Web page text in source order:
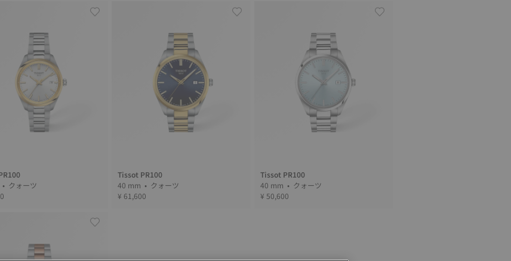
34 mm • クォーツ
Tissot PR100
40 mm • クォーツ
¥ 61,600
Tissot PR100
40 mm • クォーツ
¥ 50,600